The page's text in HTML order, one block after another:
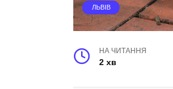
ЛЬВІВ
НА ЧИТАННЯ
2 хв